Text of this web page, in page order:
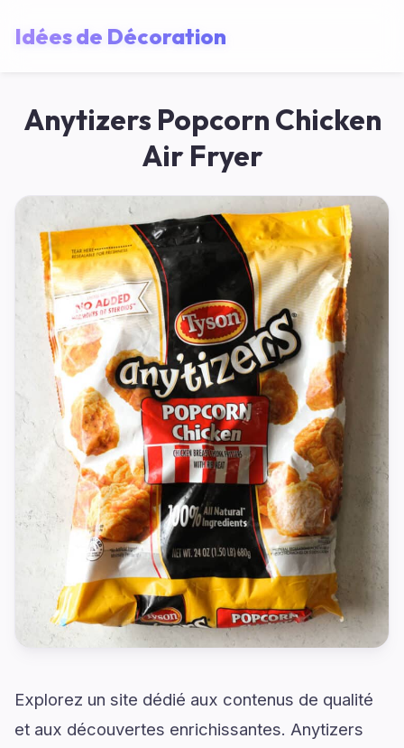
Idées de Décoration
Anytizers Popcorn Chicken
Air Fryer
Explorez un site dédié aux contenus de qualité
et aux découvertes enrichissantes. Anytizers